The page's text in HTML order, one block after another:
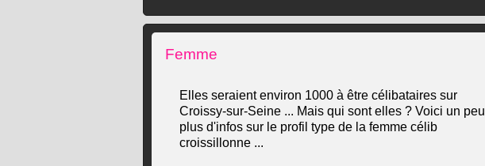
Femme
Elles seraient environ 1000 à être célibataires sur
Croissy-sur-Seine ... Mais qui sont elles ? Voici un peu
plus d'infos sur le profil type de la femme célib
croissillonne ...